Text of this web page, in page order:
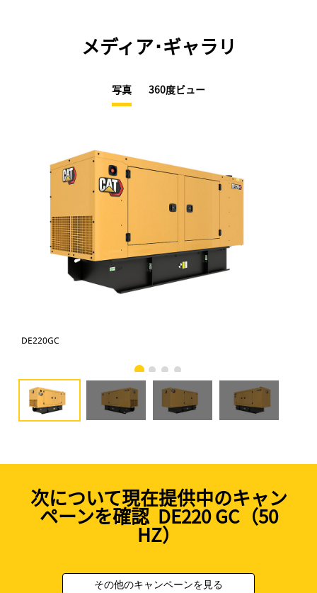
メディア･ギャラリ
写真 360度ビュー
DE220GC
次について現在提供中のキャン
ペーンを確認 DE220 GC（50
HZ）
その他のキャンペーンを見る